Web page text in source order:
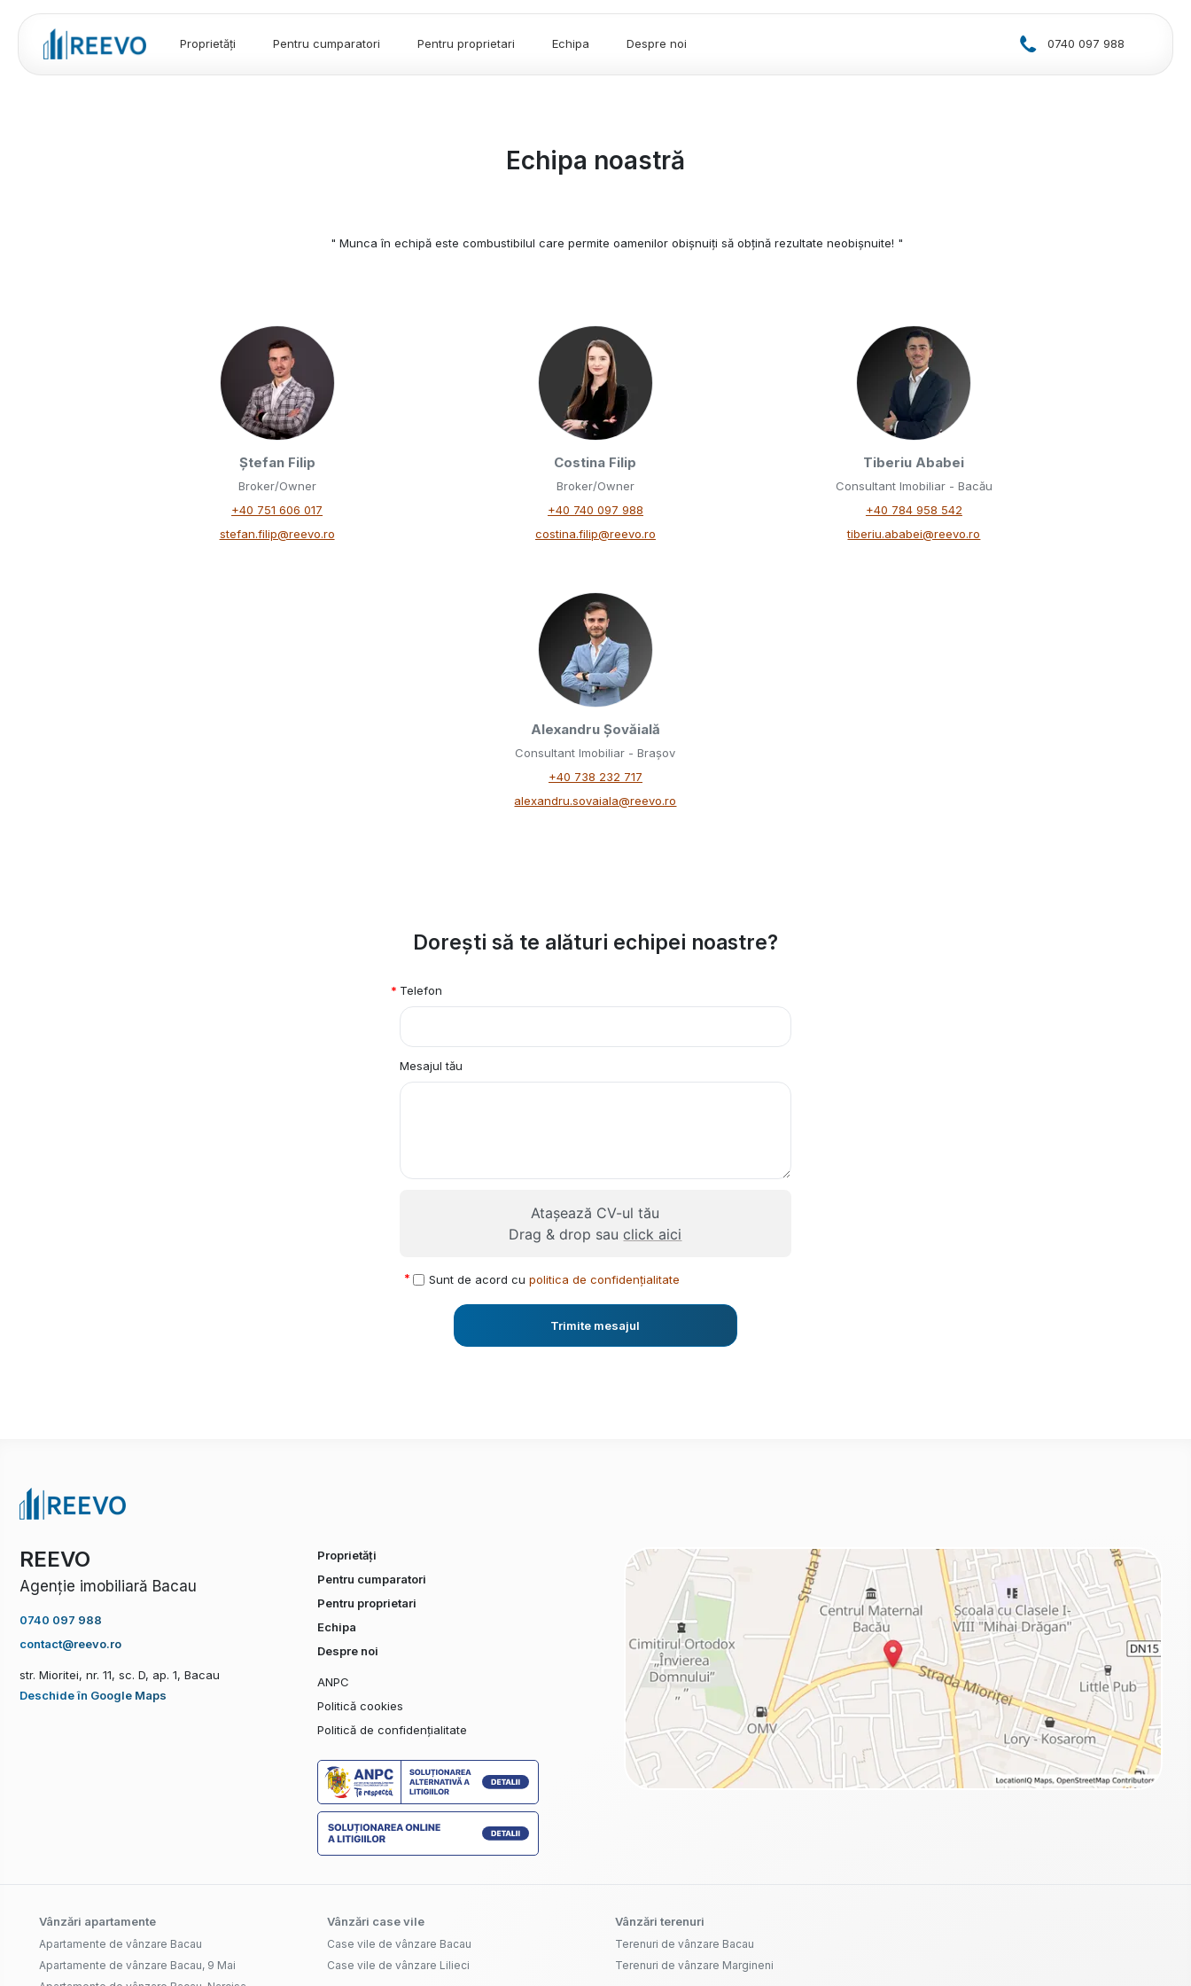
Proprietăți Pentru cumparatori Pentru proprietari Echipa Despre noi 0740 097 988
Echipa noastră
" Munca în echipă este combustibilul care permite oamenilor obișnuiți să obțină rezultate neobișnuite! "
Ștefan Filip
Broker/Owner
+40 751 606 017
stefan.filip@reevo.ro
Costina Filip
Broker/Owner
+40 740 097 988
costina.filip@reevo.ro
Tiberiu Ababei
Consultant Imobiliar - Bacău
+40 784 958 542
tiberiu.ababei@reevo.ro
Alexandru Șovăială
Consultant Imobiliar - Brașov
+40 738 232 717
alexandru.sovaiala@reevo.ro
Dorești să te alături echipei noastre?
Telefon
Mesajul tău
Atașează CV-ul tău
Drag & drop sauclick aici
Sunt de acord cu politica de confidențialitate
Trimite mesajul
REEVO
Agenție imobiliară Bacau
0740 097 988
contact@reevo.ro
str. Mioritei, nr. 11, sc. D, ap. 1, Bacau
Deschide în Google Maps
Proprietăți
Pentru cumparatori
Pentru proprietari
Echipa
Despre noi
ANPC
Politică cookies
Politică de confidențialitate
Vânzări apartamente
Apartamente de vânzare Bacau
Apartamente de vânzare Bacau, 9 Mai
Vânzări case vile
Case vile de vânzare Bacau
Case vile de vânzare Lilieci
Vânzări terenuri
Terenuri de vânzare Bacau
Terenuri de vânzare Margineni